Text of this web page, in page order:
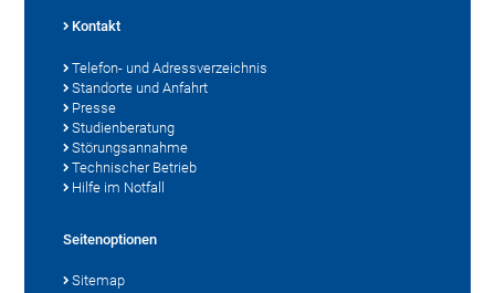
Kontakt
Telefon- und Adressverzeichnis
Standorte und Anfahrt
Presse
Studienberatung
Störungsannahme
Technischer Betrieb
Hilfe im Notfall
Seitenoptionen
Sitemap